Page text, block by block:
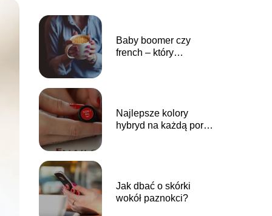
Baby boomer czy
french – który
Najlepsze kolory
hybryd na każdą porę
Jak dbać o skórki
wokół paznokci?